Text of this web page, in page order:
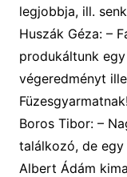
legjobbja, ill.
Huszák Géza: –
produkáltunk
végeredményt
Füzesgyarmatnak!
Boros Tibor: –
találkozó, de egy
Albert Ádám